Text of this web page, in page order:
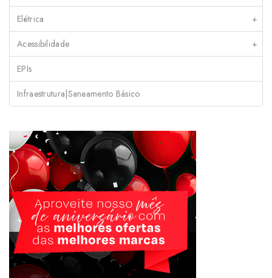
Elétrica +
Acessibilidade +
EPIs
Infraestrutura|Saneamento Básico